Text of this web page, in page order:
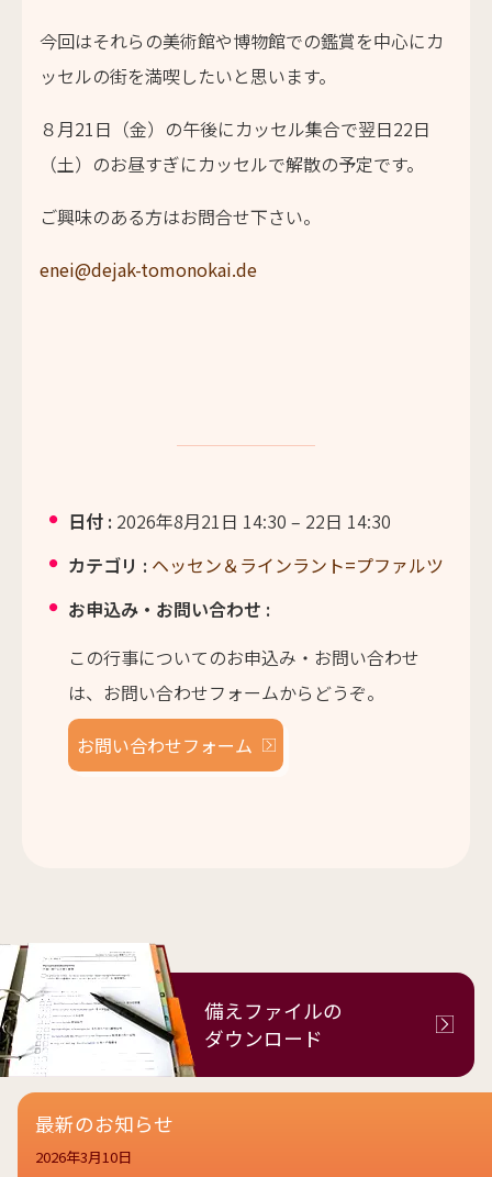
今回はそれらの美術館や博物館での鑑賞を中心にカ
ッセルの街を満喫したいと思います。
８月21日（金）の午後にカッセル集合で翌日22日
（土）のお昼すぎにカッセルで解散の予定です。
ご興味のある方はお問合せ下さい。
enei@dejak-tomonokai.de
日付 : 2026年8月21日 14:30 – 22日 14:30
カテゴリ : ヘッセン＆ラインラント=プファルツ
お申込み・お問い合わせ :
この行事についてのお申込み・お問い合わせ
は、お問い合わせフォームからどうぞ。
お問い合わせフォーム
備えファイルの
ダウンロード
最新のお知らせ
2026年3月10日